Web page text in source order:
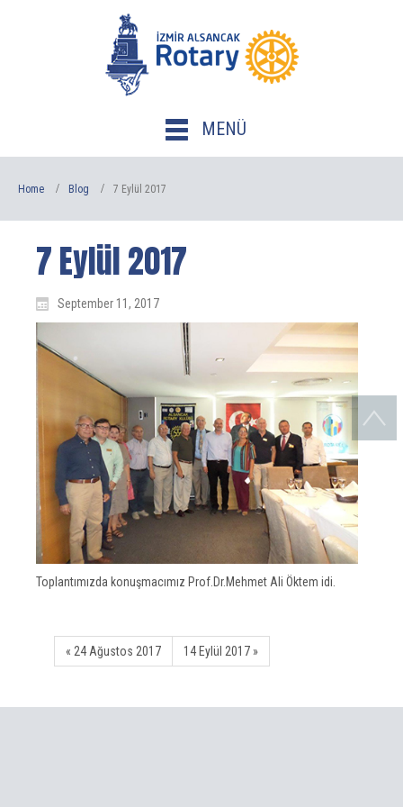
MENÜ
Home Blog 7 Eylül 2017
7 Eylül 2017
September 11, 2017
Toplantımızda konuşmacımız Prof.Dr.Mehmet Ali Öktem idi.
« 24 Ağustos 2017 14 Eylül 2017 »